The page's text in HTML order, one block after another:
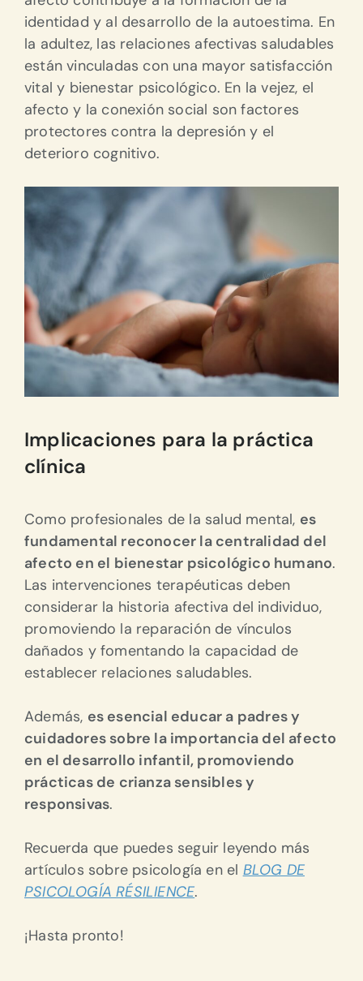
identidad y al desarrollo de la autoestima. En
la adultez, las relaciones afectivas saludables
están vinculadas con una mayor satisfacción
vital y bienestar psicológico. En la vejez, el
afecto y la conexión social son factores
protectores contra la depresión y el
deterioro cognitivo.
Implicaciones para la práctica
clínica
Como profesionales de la salud mental, es
fundamental reconocer la centralidad del
afecto en el bienestar psicológico humano.
Las intervenciones terapéuticas deben
considerar la historia afectiva del individuo,
promoviendo la reparación de vínculos
dañados y fomentando la capacidad de
establecer relaciones saludables.
Además, es esencial educar a padres y
cuidadores sobre la importancia del afecto
en el desarrollo infantil, promoviendo
prácticas de crianza sensibles y
responsivas.
Recuerda que puedes seguir leyendo más
artículos sobre psicología en el BLOG DE
PSICOLOGÍA RÉSILIENCE.
¡Hasta pronto!